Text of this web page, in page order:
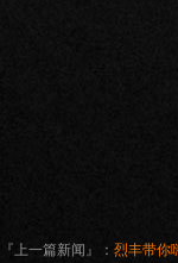
『上一篇新闻』： 烈丰带你